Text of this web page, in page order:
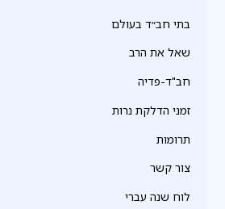
בתי חב״ד בעולם
שאל את הרב
חב"ד-פדיה
זמני הדלקת נרות
תרומות
צור קשר
לוח שנה עברי